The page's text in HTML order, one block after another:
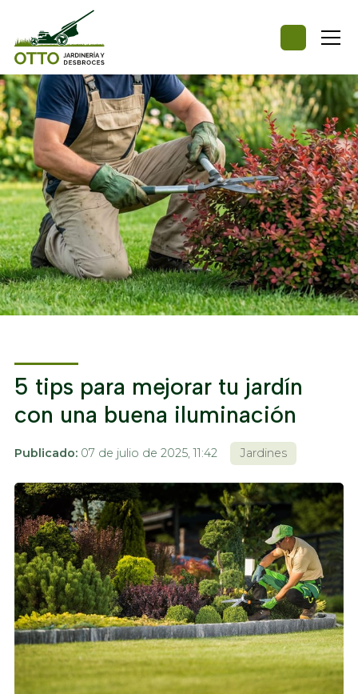
5 tips para mejorar tu jardín
con una buena iluminación
Publicado: 07 de julio de 2025, 11:42 Jardines